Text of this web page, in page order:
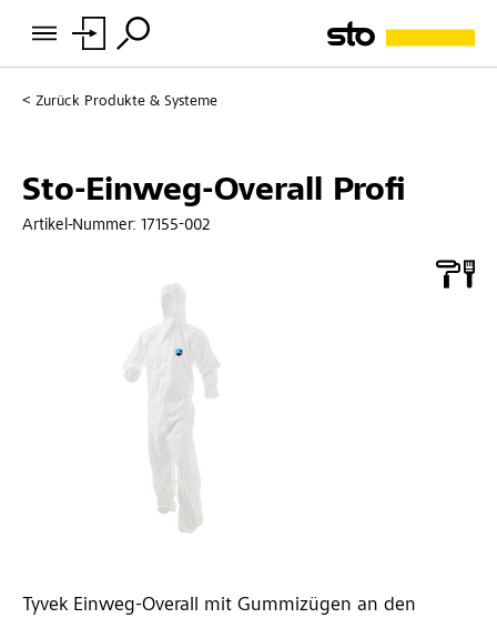
Zurück Produkte & Systeme
Sto-Einweg-Overall Profi
Artikel-Nummer: 17155-002
Tyvek Einweg-Overall mit Gummizügen an den